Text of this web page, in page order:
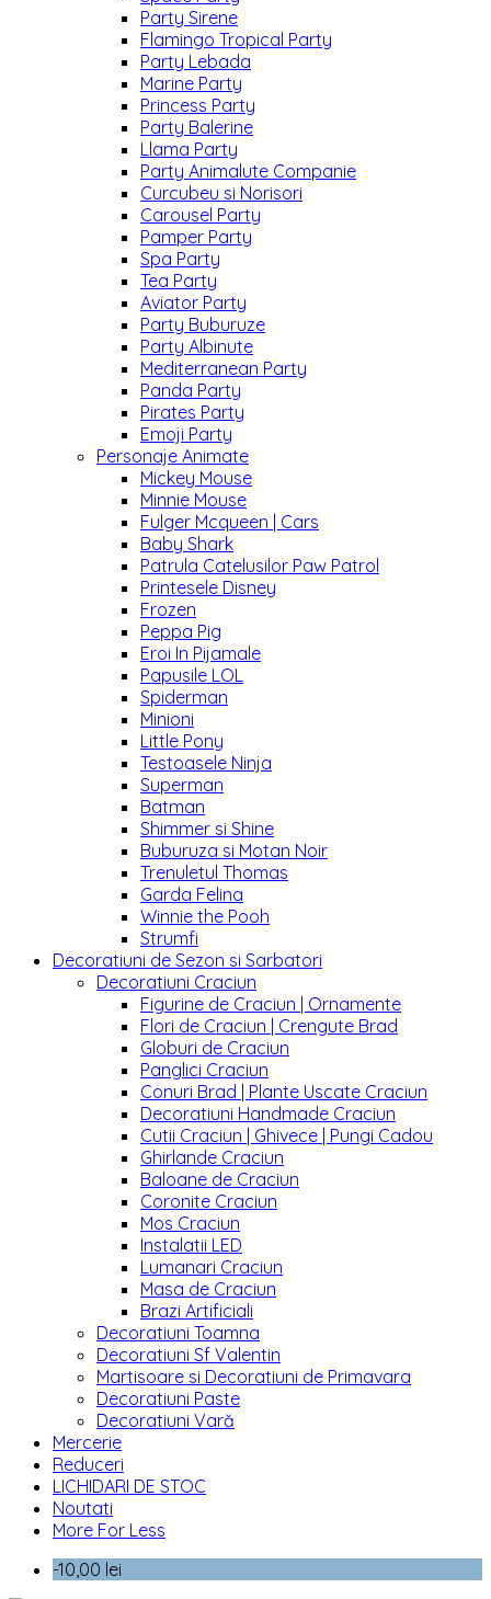
Party Sirene
Flamingo Tropical Party
Party Lebada
Marine Party
Princess Party
Party Balerine
Llama Party
Party Animalute Companie
Curcubeu si Norisori
Carousel Party
Pamper Party
Spa Party
Tea Party
Aviator Party
Party Buburuze
Party Albinute
Mediterranean Party
Panda Party
Pirates Party
Emoji Party
Personaje Animate
Mickey Mouse
Minnie Mouse
Fulger Mcqueen | Cars
Baby Shark
Patrula Catelusilor Paw Patrol
Printesele Disney
Frozen
Peppa Pig
Eroi In Pijamale
Papusile LOL
Spiderman
Minioni
Little Pony
Testoasele Ninja
Superman
Batman
Shimmer si Shine
Buburuza si Motan Noir
Trenuletul Thomas
Garda Felina
Winnie the Pooh
Strumfi
Decoratiuni de Sezon si Sarbatori
Decoratiuni Craciun
Figurine de Craciun | Ornamente
Flori de Craciun | Crengute Brad
Globuri de Craciun
Panglici Craciun
Conuri Brad | Plante Uscate Craciun
Decoratiuni Handmade Craciun
Cutii Craciun | Ghivece | Pungi Cadou
Ghirlande Craciun
Baloane de Craciun
Coronite Craciun
Mos Craciun
Instalatii LED
Lumanari Craciun
Masa de Craciun
Brazi Artificiali
Decoratiuni Toamna
Decoratiuni Sf Valentin
Martisoare si Decoratiuni de Primavara
Decoratiuni Paste
Decoratiuni Vară
Mercerie
Reduceri
LICHIDARI DE STOC
Noutati
More For Less
-10,00 lei